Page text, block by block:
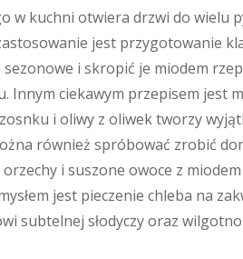
w kuchni otwiera drzwi do wielu
jest przygotowanie
i skropić je miodem
Innym ciekawym przepisem jest
i oliwy z oliwek tworzy
również spróbować zrobić
orzechy i suszone owoce z
jest pieczenie chleba na
subtelnej słodyczy oraz